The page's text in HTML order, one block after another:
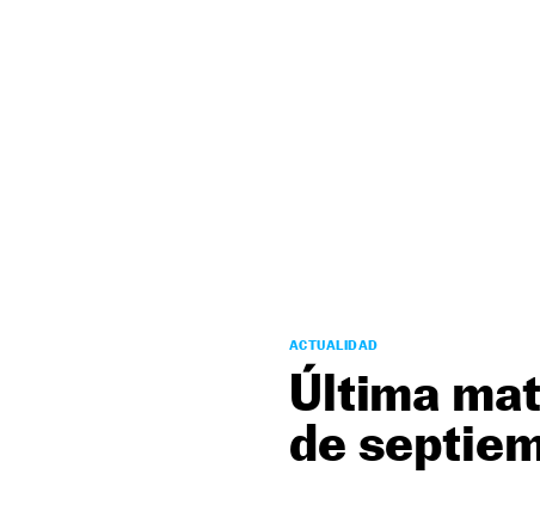
ACTUALIDAD
Última
de